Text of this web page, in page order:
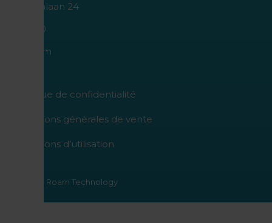
Geleenlaan 24
B-3600
Belgium
politique de confidentialité
Conditions générales de vente
Conditions d’utilisation
© 2026 - Roam Technology